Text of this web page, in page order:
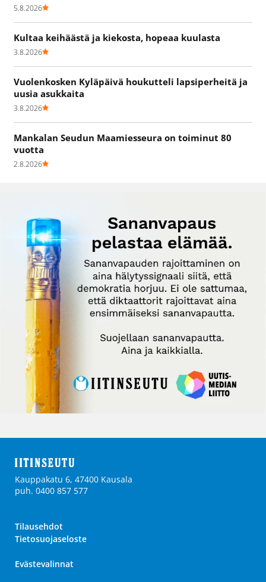
5.8.2026
Kultaa keihäästä ja kiekosta, hopeaa kuulasta
3.8.2026
Vuolenkosken Kyläpäivä houkutteli lapsiperheitä ja
uusia asukkaita
3.8.2026
Mankalan Seudun Maamiesseura on toiminut 80
vuotta
2.8.2026
Kauppakatu 6, 47400 Kausala
puh. 0400 857 577
Tilausehdot
Tietosuojaseloste
Evästevalinnat